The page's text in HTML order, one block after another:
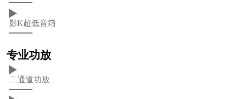
影K超低音箱
专业功放
二通道功放